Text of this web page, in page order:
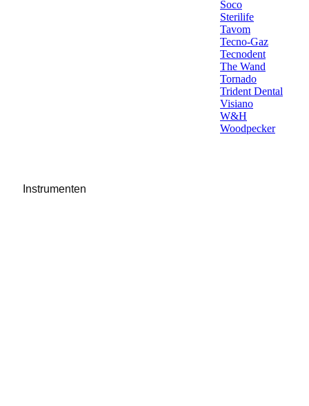
Soco
Sterilife
Tavom
Tecno-Gaz
Tecnodent
The Wand
Tornado
Trident Dental
Visiano
W&H
Woodpecker
Instrumenten